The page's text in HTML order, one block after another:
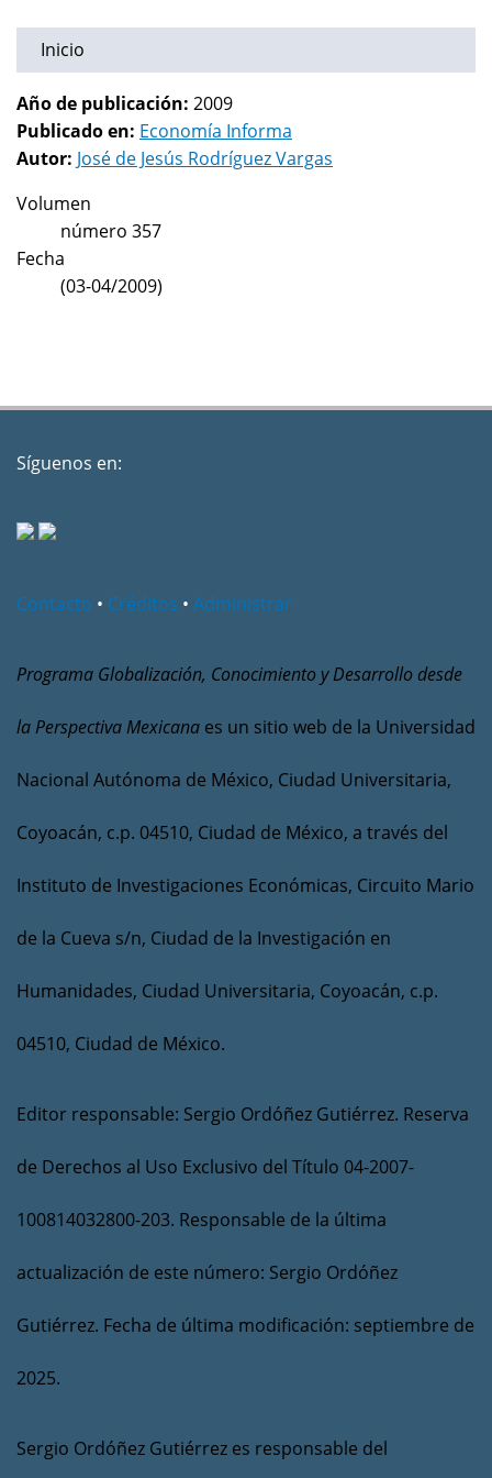
Inicio
Año de publicación: 2009
Publicado en: Economía Informa
Autor: José de Jesús Rodríguez Vargas
Volumen
número 357
Fecha
(03-04/2009)
Síguenos en:
Contacto • Créditos • Administrar
Programa Globalización, Conocimiento y Desarrollo desde
la Perspectiva Mexicana es un sitio web de la Universidad
Nacional Autónoma de México, Ciudad Universitaria,
Coyoacán, c.p. 04510, Ciudad de México, a través del
Instituto de Investigaciones Económicas, Circuito Mario
de la Cueva s/n, Ciudad de la Investigación en
Humanidades, Ciudad Universitaria, Coyoacán, c.p.
04510, Ciudad de México.
Editor responsable: Sergio Ordóñez Gutiérrez. Reserva
de Derechos al Uso Exclusivo del Título 04-2007-
100814032800-203. Responsable de la última
actualización de este número: Sergio Ordóñez
Gutiérrez. Fecha de última modificación: septiembre de
2025.
Sergio Ordóñez Gutiérrez es responsable del